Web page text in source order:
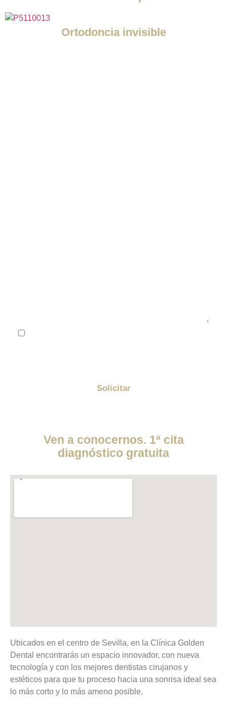
Ortodoncia invisible
Solicitar
Ven a conocernos. 1ª cita
diagnóstico gratuita
Ubicados en el centro de Sevilla, en la Clínica Golden
Dental encontrarás un espacio innovador, con nueva
tecnología y con los mejores dentistas cirujanos y
estéticos para que tu proceso hacia una sonrisa ideal sea
lo más corto y lo más ameno posible.